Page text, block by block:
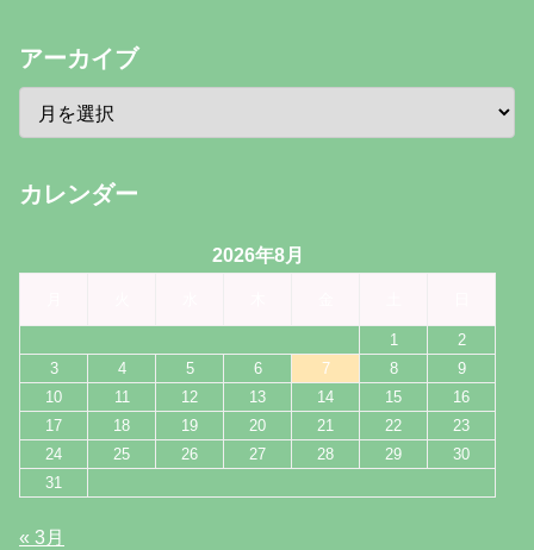
アーカイブ
カレンダー
2026年8月
1
2
3
4 5 6 7 8
9
10
11 12 13 14 15
16
17
18 19 20 21 22
23
24
25 26 27 28 29
30
31
« 3月